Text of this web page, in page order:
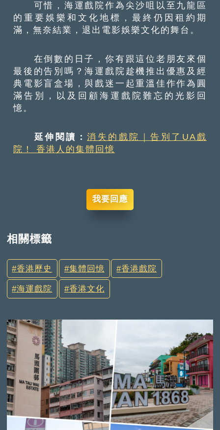
可惜，海運戲院作為尖沙咀以至九龍區
的重要娛樂和文化地標，最終仍因租約期
滿，無奈結業，退出電影娛樂文化的舞台。
在倒數的日子，你有跟這位老朋友來個
最後的告別嗎？海運戲院趁機推出優惠及經
典電影盲盒場，與戲迷一起重溫佳作作為圓
滿告別，以及回顧海運戲院難忘的光影回
憶。
延伸閱讀：消失的戲院｜告別了UA戲
院！ 香港人的集體回憶
我要回應
相關標籤
香港歷史 集體回憶 香港戲院
海運戲院 香港文化